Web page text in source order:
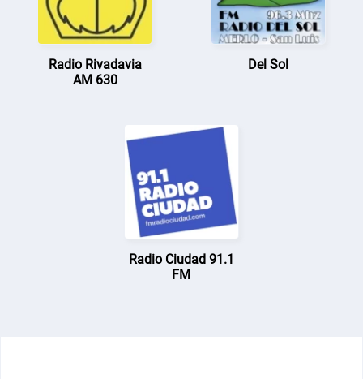
Radio Rivadavia
AM 630
Del Sol
Radio Ciudad 91.1
FM